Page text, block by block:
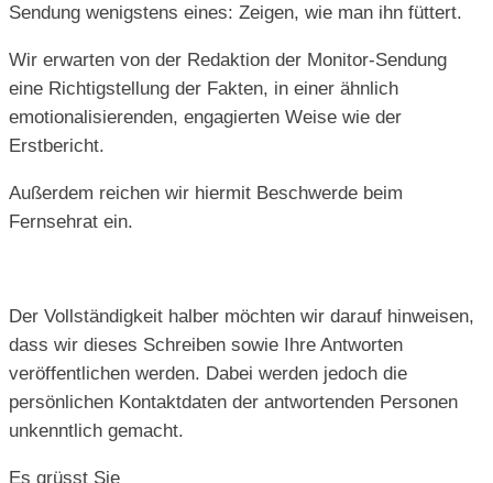
Sendung wenigstens eines: Zeigen, wie man ihn füttert.
Wir erwarten von der Redaktion der Monitor-Sendung
eine Richtigstellung der Fakten, in einer ähnlich
emotionalisierenden, engagierten Weise wie der
Erstbericht.
Außerdem reichen wir hiermit Beschwerde beim
Fernsehrat ein.
Der Vollständigkeit halber möchten wir darauf hinweisen,
dass wir dieses Schreiben sowie Ihre Antworten
veröffentlichen werden. Dabei werden jedoch die
persönlichen Kontaktdaten der antwortenden Personen
unkenntlich gemacht.
Es grüsst Sie